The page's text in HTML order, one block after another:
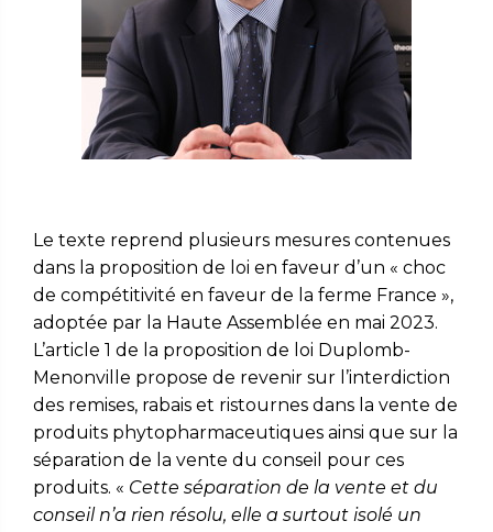
Le texte reprend plusieurs mesures contenues
dans la proposition de loi en faveur d’un « choc
de compétitivité en faveur de la ferme France »,
adoptée par la Haute Assemblée en mai 2023.
L’article 1 de la proposition de loi Duplomb-
Menonville propose de revenir sur l’interdiction
des remises, rabais et ristournes dans la vente de
produits phytopharmaceutiques ainsi que sur la
séparation de la vente du conseil pour ces
produits. « Cette séparation de la vente et du
conseil n’a rien résolu, elle a surtout isolé un